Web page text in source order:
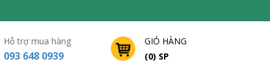
GIỎ HÀNG
(0) SP
Hỗ trợ mua hàng
093 648 0939